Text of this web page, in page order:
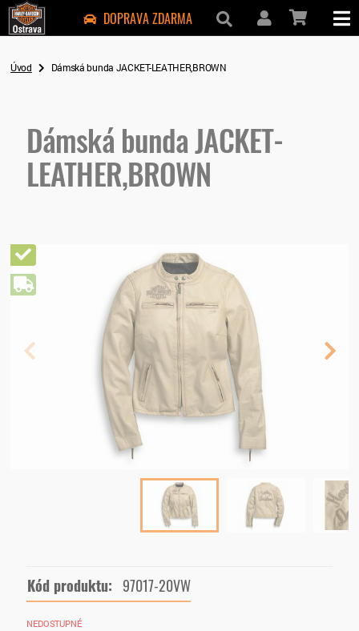
DOPRAVA ZDARMA
Úvod Dámská bunda JACKET-LEATHER,BROWN
Dámská bunda JACKET-
LEATHER,BROWN
Novinka
Doprava zdarma
Kód produktu: 97017-20VW
NEDOSTUPNÉ